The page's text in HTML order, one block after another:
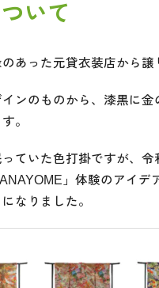
いて
あった元貸衣装店から譲
ンのものから、漆黒に
。
ていた色打掛ですが、令
」体験のアイデ
なりました。